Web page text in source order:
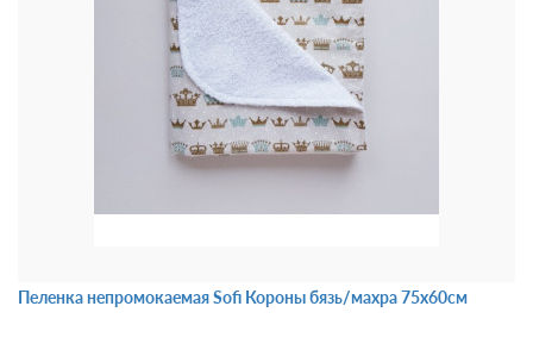
Пеленка непромокаемая Sofi Короны бязь/махра 75х60см